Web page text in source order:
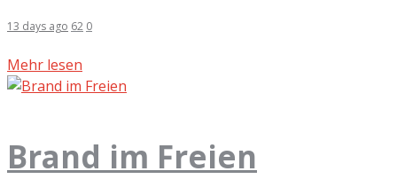
13 days ago 62 0
Mehr lesen
Brand im Freien